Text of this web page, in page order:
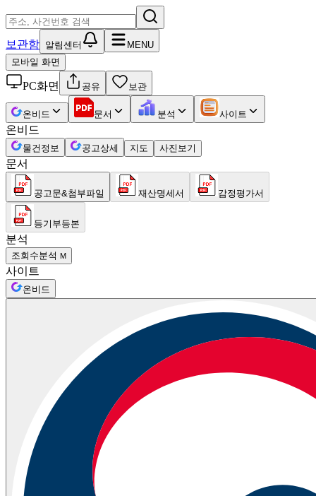
보관함 알림센터
MENU
모바일 화면
PC화면 공유 보관
온비드 문서 분석 사이트
온비드
물건정보 공고상세 지도 사진보기
문서
공고문&첨부파일 재산명세서 감정평가서
등기부등본
분석
조회수분석 M
사이트
온비드